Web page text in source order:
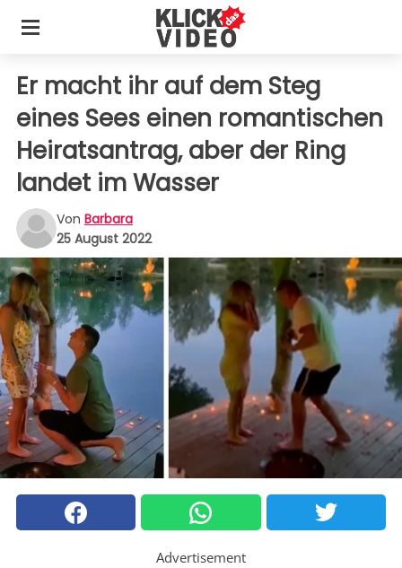
Er macht ihr auf dem Steg
eines Sees einen romantischen
Heiratsantrag, aber der Ring
landet im Wasser
Von Barbara
25 August 2022
Advertisement